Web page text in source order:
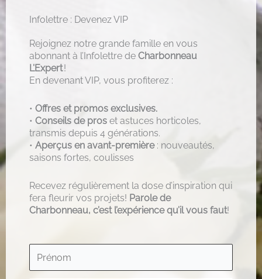
Infolettre : Devenez VIP
Rejoignez notre grande famille en vous
abonnant à l’Infolettre de Charbonneau
L’Expert!
En devenant VIP, vous profiterez :
• Offres et promos exclusives.
• Conseils de pros et astuces horticoles,
transmis depuis 4 générations.
• Aperçus en avant-première: nouveautés,
saisons fortes, coulisses
Recevez régulièrement la dose d’inspiration qui
fera fleurir vos projets! Parole de
Charbonneau, c’est l’expérience qu’il vous faut!